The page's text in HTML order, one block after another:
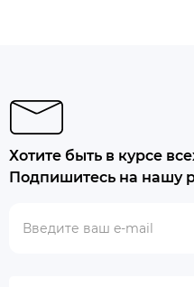
Хотите быть в курсе
Подпишитесь на нашу